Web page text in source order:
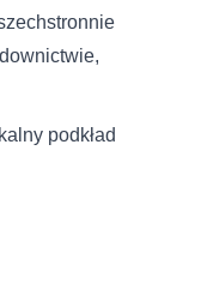
podkład